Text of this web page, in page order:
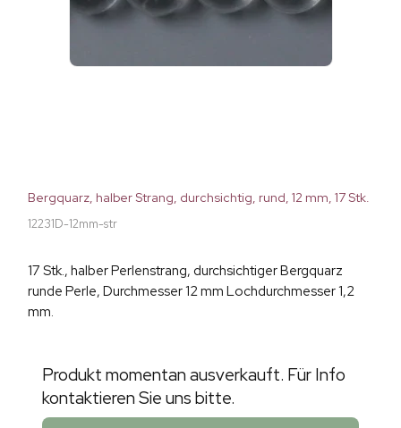
Bergquarz, halber Strang, durchsichtig, rund, 12 mm, 17 Stk.
12231D-12mm-str
17 Stk., halber Perlenstrang, durchsichtiger Bergquarz
runde Perle, Durchmesser 12 mm Lochdurchmesser 1,2
mm.
Produkt momentan ausverkauft. Für Info
kontaktieren Sie uns bitte.